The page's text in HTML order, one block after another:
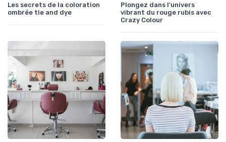
Les secrets de la coloration
ombrée tie and dye
Plongez dans l'univers
vibrant du rouge rubis avec
Crazy Colour